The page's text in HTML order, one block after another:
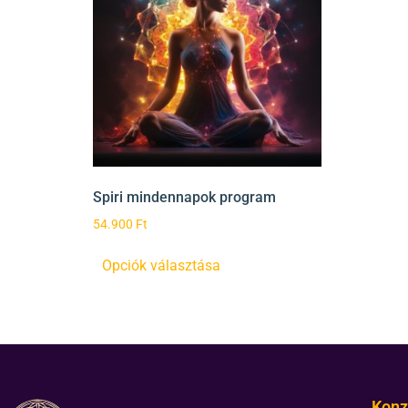
Spiri mindennapok program
54.900 Ft
Opciók választása